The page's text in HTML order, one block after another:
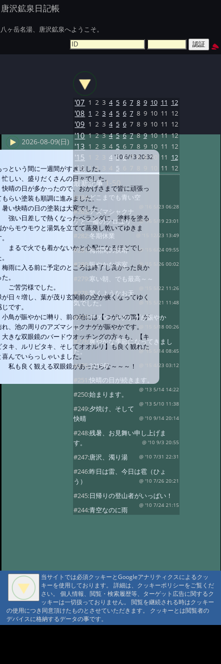
唐沢鉱泉日記帳
八ヶ岳名湯、唐沢鉱泉へようこそ。
2026-08-09(日)
'10 6/13 20:32
っという間に一週間がすぎました。
しい、盛りだくさんの日々でした。
晴の日が多かったので、おかげさまで皆に頑張っ
もらい塗装も順調に進みました。
い快晴の日の塗装は大変でした。
い日差しで熱くなったベランダに、塗料を塗る
からモウモウと湯気を立てて蒸発し乾いてゆきま
るで火でも着かないかと心配になるほどでし
雨に入る前に予定のところは終了し良かった良か
。
苦労様でした。
が日々増し、葉が茂り玄関前の空が狭くなってゆく
です。
鳥が賑やかに囀り、前の池には【つがいの鴨】が
れ、池の周りのアズマシャクナゲが賑やかです。
きな双眼鏡のバードウオッチングの方々も、【キ
タキ、ルリビタキ、そしてオオルリ】も良く観れた
喜んでいらっしゃいました。
も良く観える双眼鏡があったらな～～～！
'07 1 2 3 4 5 6 7 8 9 10 11 12
'08 1 2 3 4 5 6 7 8 9 10 11 12
'09 1 2 3 4 5 6 7 8 9 10 11 12
'10 1 2 3 4 5 6 7 8 9 10 11 12
'13 1 2 3 4 5 6 7 8 9 10 11 12
'15 1 2 3 4 5 6 7 8 9 10 11 12
'16 1 2 3 4 5 6 7 11 12
最新記事1-50
#284:どこまでも青い空
@ '16 5/23 06:28
#283:アズマシャクナ
ゲと一輪のクロユリ
@ '16 5/19 23:01
#282:冬期休業 @ '15 12/23 13:49
#281:梅雨間の快晴 @ '15 6/24 09:55
#280:賑やかな浴室 @ '15 5/26 00:02
#279:寒い朝、でも最高～～
@ '15 5/22 11:26
#278:驚くようなお天
気でした。
@ '15 5/21 11:48
#277:アズマシャクナゲが賑やか
に。
@ '15 5/18 00:26
#276:爽やかな季節になってきまし
た。
@ '15 5/14 08:45
#275:2015年 @ '15 4/23 03:12
#251:快晴の日が続きます。
@ '13 5/14 14:22
#250:始まります。
@ '13 5/10 11:38
#249:夕焼け、そして
快晴
@ '10 9/14 20:14
#248:残暑、お見舞い申し上げま
す。
@ '10 9/3 20:55
#247:唐沢、濁り湯 @ '10 7/31 22:31
#246:昨日は雷、今日は雹（ひょ
う）
@ '10 7/26 20:21
#245:日帰りの登山者がいっぱい！
@ '10 7/24 21:15
#244:青空なのに雨
花見
@ '10 7/16 22:17
#240:花を楽しむ会 @ '10 7/13 22:32
#239:唐沢林道の復旧 @ '10 7/5 20:48
#238:雷と大雨 @ '10 7/2 21:16
当サイトでは必須クッキーとGoogleアナリティクスによるクッ
キーを使用しております。 詳細は、クッキーポリシーをご覧くだ
さい。 個人情報、閲覧・検索履歴等、ターゲット広告に関するク
ッキーは一切扱っておりません。 閲覧を継続される時はクッキー
の使用につき同意頂けたものとさせていただきます。 クッキーとは閲覧者の
デバイスに格納するデータの事です。